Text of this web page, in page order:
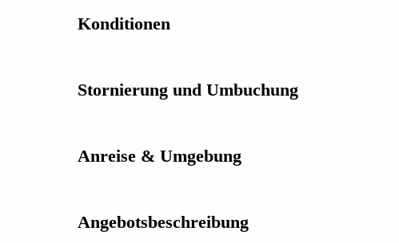
Konditionen
Stornierung und Umbuchung
Anreise & Umgebung
Angebotsbeschreibung